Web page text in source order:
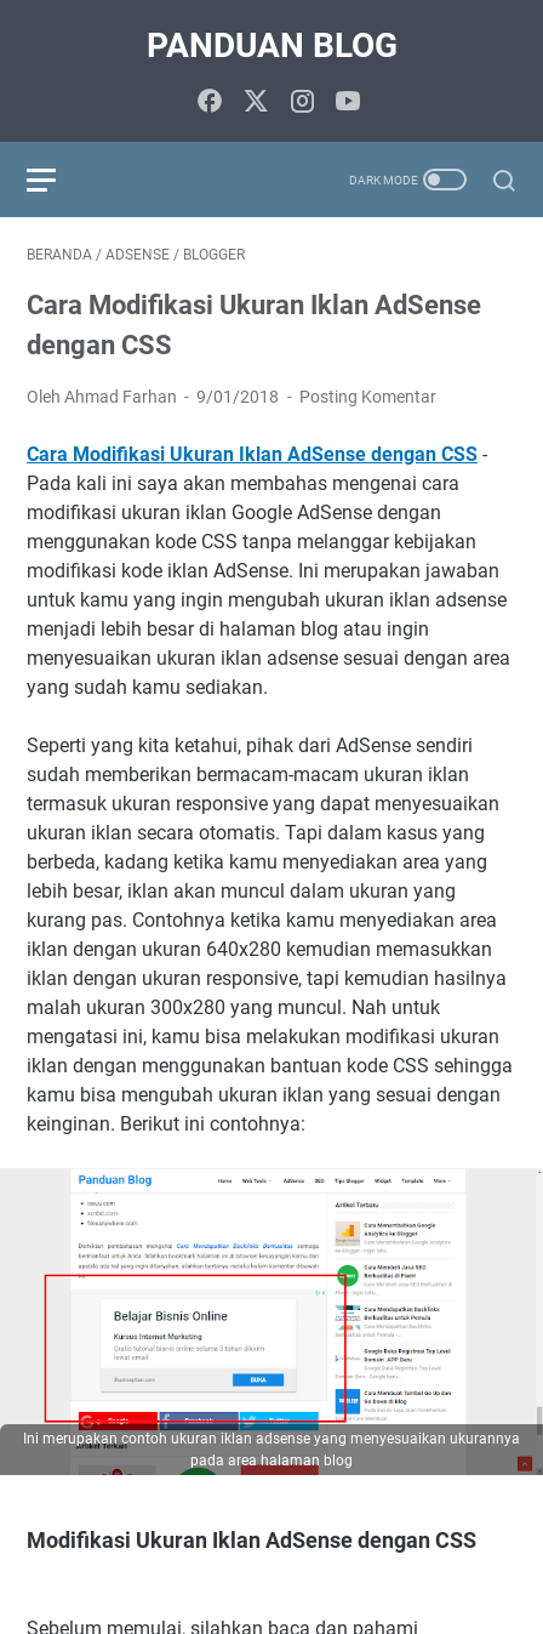
PANDUAN BLOG
BERANDA / ADSENSE / BLOGGER
Cara Modifikasi Ukuran Iklan AdSense
dengan CSS
Oleh Ahmad Farhan 9/01/2018 Posting Komentar
Cara Modifikasi Ukuran Iklan AdSense dengan CSS -
Pada kali ini saya akan membahas mengenai cara
modifikasi ukuran iklan Google AdSense dengan
menggunakan kode CSS tanpa melanggar kebijakan
modifikasi kode iklan AdSense. Ini merupakan jawaban
untuk kamu yang ingin mengubah ukuran iklan adsense
menjadi lebih besar di halaman blog atau ingin
menyesuaikan ukuran iklan adsense sesuai dengan area
yang sudah kamu sediakan.
Seperti yang kita ketahui, pihak dari AdSense sendiri
sudah memberikan bermacam-macam ukuran iklan
termasuk ukuran responsive yang dapat menyesuaikan
ukuran iklan secara otomatis. Tapi dalam kasus yang
berbeda, kadang ketika kamu menyediakan area yang
lebih besar, iklan akan muncul dalam ukuran yang
kurang pas. Contohnya ketika kamu menyediakan area
iklan dengan ukuran 640x280 kemudian memasukkan
iklan dengan ukuran responsive, tapi kemudian hasilnya
malah ukuran 300x280 yang muncul. Nah untuk
mengatasi ini, kamu bisa melakukan modifikasi ukuran
iklan dengan menggunakan bantuan kode CSS sehingga
kamu bisa mengubah ukuran iklan yang sesuai dengan
keinginan. Berikut ini contohnya:
Ini merupakan contoh ukuran iklan adsense yang menyesuaikan ukurannya
pada area halaman blog
Modifikasi Ukuran Iklan AdSense dengan CSS
Sebelum memulai, silahkan baca dan pahami